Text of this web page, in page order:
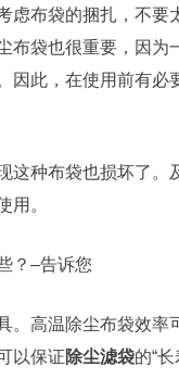
虑布袋的捆扎，不
布袋也很重要，因为
因此，在使用前有
这种布袋也损坏了
用。
？–告诉您
。高温除尘布袋效
以保证除尘滤袋的“